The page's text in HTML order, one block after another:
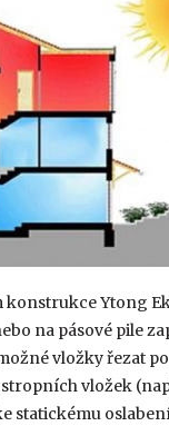
Ytong
na pásové pile
vložky řezat
vložek
statickému